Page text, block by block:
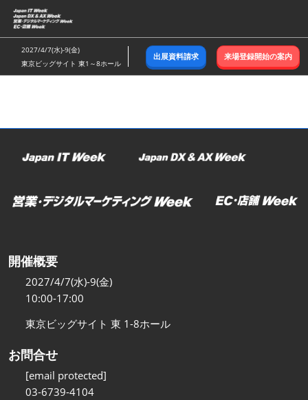
ス
キ
ッ
し
む
2027/4/7(水)-9(金)
東京ビッグサイト 東1～8ホール
出展資料請求 来場登録開始の案内
開催概要
2027/4/7(水)-9(金)
10:00-17:00
東京ビッグサイト 東 1-8ホール
お問合せ
[email protected]
03-6739-4104